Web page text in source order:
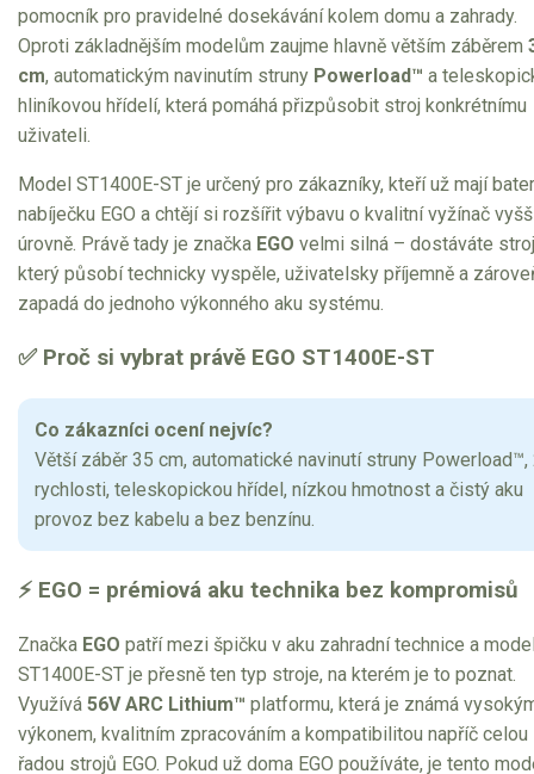
Elektrické skútry
Elektrické tříkolky
Elektrické tříkolky pracovní
Elektrické čtyřkolky
Náhradní díly
Náhradní díly pro motorové pily
Náhradní díly pro křovinořezy
Náhradní díly pro sekačky
pomocník pro pravidelné dosekávání kolem domu a zahrady.
Oproti základnějším modelům zaujme hlavně větším záběrem
cm, automatickým navinutím struny Powerload™ a
hliníkovou hřídelí, která pomáhá přizpůsobit stroj konkrétnímu
uživateli.
Model ST1400E-ST je určený pro zákazníky, kteří už mají
nabíječku EGO a chtějí si rozšířit výbavu o kvalitní vyžínač
úrovně. Právě tady je značka EGO velmi silná – dostáváte
který působí technicky vyspěle, uživatelsky příjemně a
zapadá do jednoho výkonného aku systému.
✅ Proč si vybrat právě EGO ST1400E-ST
Co zákazníci ocení nejvíc?
Větší záběr 35 cm, automatické navinutí struny Powerload™,
rychlosti, teleskopickou hřídel, nízkou hmotnost a čistý aku
provoz bez kabelu a bez benzínu.
⚡ EGO = prémiová aku technika bez kompromisů
Značka EGO patří mezi špičku v aku zahradní technice a
ST1400E-ST je přesně ten typ stroje, na kterém je to poznat.
Využívá 56V ARC Lithium™ platformu, která je známá
výkonem, kvalitním zpracováním a kompatibilitou napříč celou
řadou strojů EGO. Pokud už doma EGO používáte, je tento